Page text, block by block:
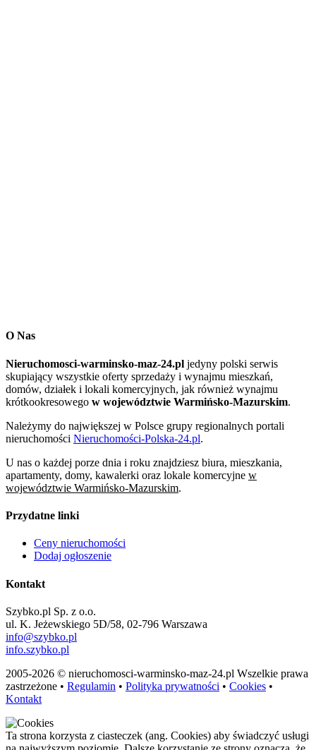
O Nas
Nieruchomosci-warminsko-maz-24.pl jedyny polski serwis
skupiający wszystkie oferty sprzedaży i wynajmu mieszkań,
domów, działek i lokali komercyjnych, jak również wynajmu
krótkookresowego w województwie Warmińsko-Mazurskim.
Należymy do największej w Polsce grupy regionalnych portali
nieruchomości Nieruchomości-Polska-24.pl.
U nas o każdej porze dnia i roku znajdziesz biura, mieszkania,
apartamenty, domy, kawalerki oraz lokale komercyjne w
województwie Warmińsko-Mazurskim.
Przydatne linki
Ceny nieruchomości
Dodaj ogłoszenie
Kontakt
Szybko.pl Sp. z o.o.
ul. K. Jeżewskiego 5D/58, 02-796 Warszawa
info@szybko.pl
info.szybko.pl
2005-2026 © nieruchomosci-warminsko-maz-24.pl Wszelkie prawa
zastrzeżone • Regulamin • Polityka prywatności • Cookies •
Kontakt
Ta strona korzysta z ciasteczek (ang. Cookies) aby świadczyć usługi